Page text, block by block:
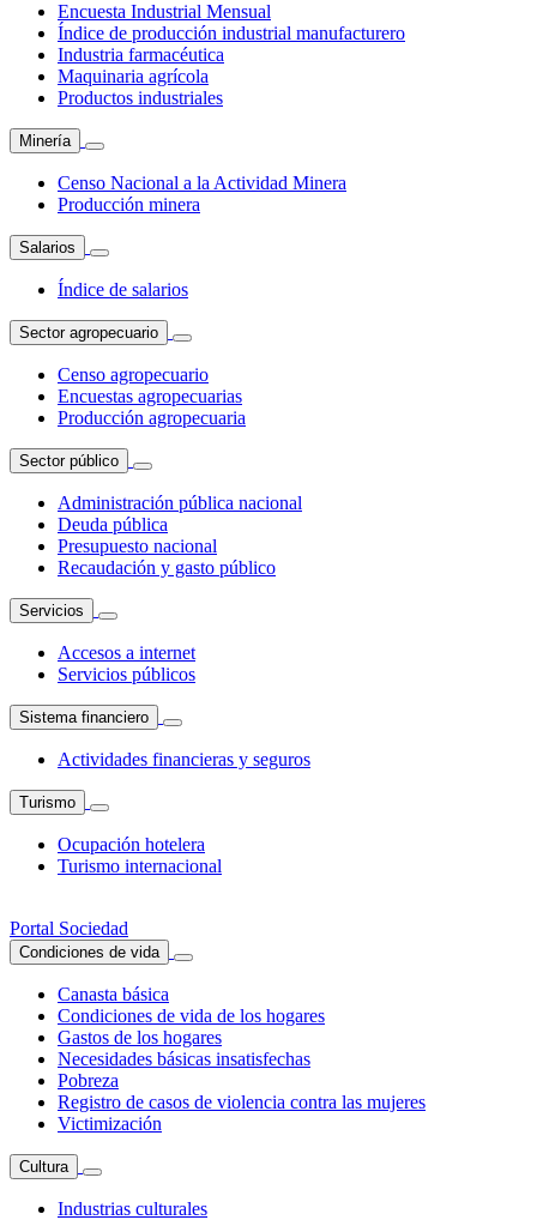
Encuesta Industrial Mensual
Índice de producción industrial manufacturero
Industria farmacéutica
Maquinaria agrícola
Productos industriales
Minería
Censo Nacional a la Actividad Minera
Producción minera
Salarios
Índice de salarios
Sector agropecuario
Censo agropecuario
Encuestas agropecuarias
Producción agropecuaria
Sector público
Administración pública nacional
Deuda pública
Presupuesto nacional
Recaudación y gasto público
Servicios
Accesos a internet
Servicios públicos
Sistema financiero
Actividades financieras y seguros
Turismo
Ocupación hotelera
Turismo internacional
Portal Sociedad
Condiciones de vida
Canasta básica
Condiciones de vida de los hogares
Gastos de los hogares
Necesidades básicas insatisfechas
Pobreza
Registro de casos de violencia contra las mujeres
Victimización
Cultura
Industrias culturales